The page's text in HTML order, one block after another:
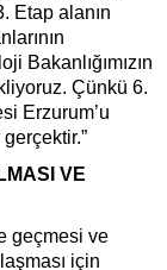
Etap alanın
Bakanlığımızın
Çünkü 6.
Erzurum’u
gerçektir.”
VE
geçmesi ve
için